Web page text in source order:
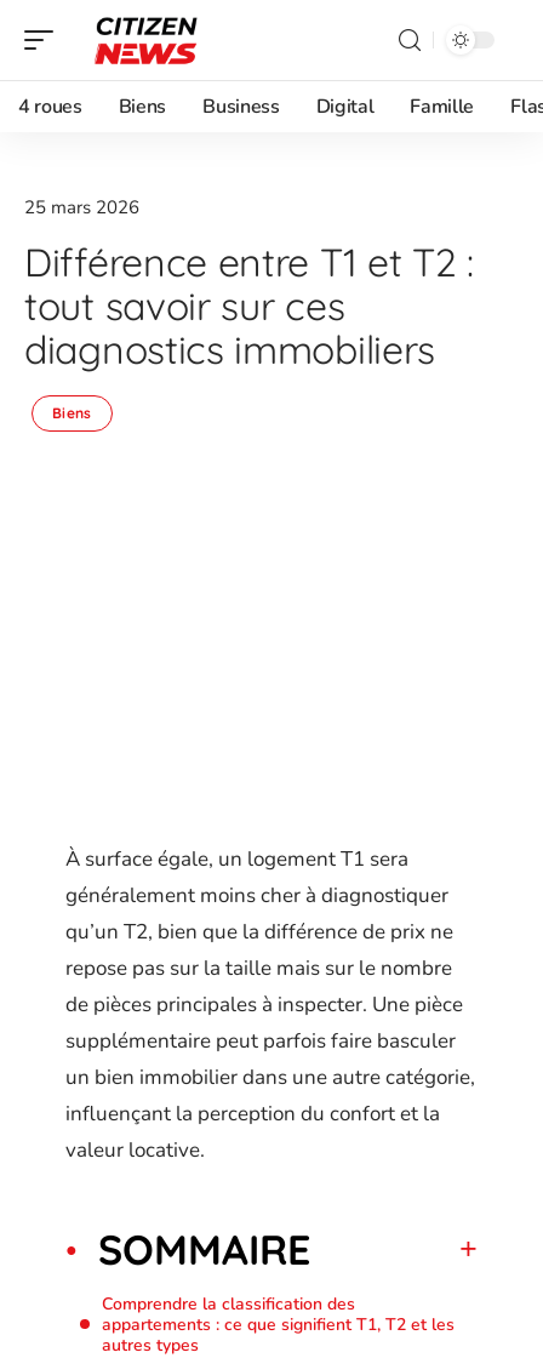
4 roues Biens Business Digital Famille
25 mars 2026
Différence entre T1 et T2 :
tout savoir sur ces
diagnostics immobiliers
Biens
À surface égale, un logement T1 sera
généralement moins cher à diagnostiquer
qu’un T2, bien que la différence de prix ne
repose pas sur la taille mais sur le nombre
de pièces principales à inspecter. Une pièce
supplémentaire peut parfois faire basculer
un bien immobilier dans une autre catégorie,
influençant la perception du confort et la
valeur locative.
SOMMAIRE
Comprendre la classification des
appartements : ce que signifient T1, T2 et les
autres types